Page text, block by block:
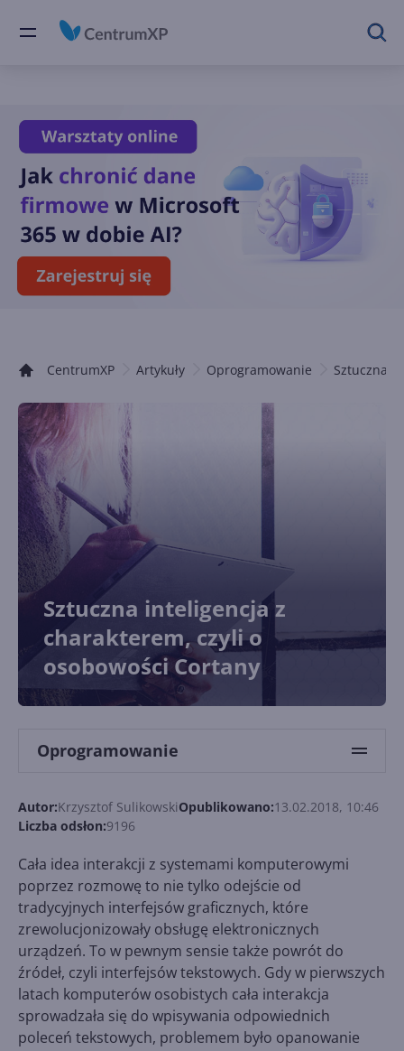
CentrumXP Artykuły Oprogramowanie Sztuczna
Sztuczna inteligencja z
charakterem, czyli o
osobowości Cortany
Oprogramowanie
Autor:Krzysztof SulikowskiOpublikowano:13.02.2018, 10:46
Liczba odsłon:9196
Cała idea interakcji z systemami komputerowymi
poprzez rozmowę to nie tylko odejście od
tradycyjnych interfejsów graficznych, które
zrewolucjonizowały obsługę elektronicznych
urządzeń. To w pewnym sensie także powrót do
źródeł, czyli interfejsów tekstowych. Gdy w pierwszych
latach komputerów osobistych cała interakcja
sprowadzała się do wpisywania odpowiednich
poleceń tekstowych, problemem było opanowanie